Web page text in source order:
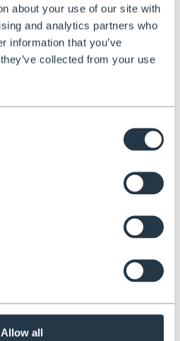
about your use of our site with
and analytics partners who
information that you’ve
collected from your use
Allow all
uw werkbereik. Ons
van 150 cm tot 330
430 cm voor de ATTP 5 - ideaal
Veilige werkgrens van 150